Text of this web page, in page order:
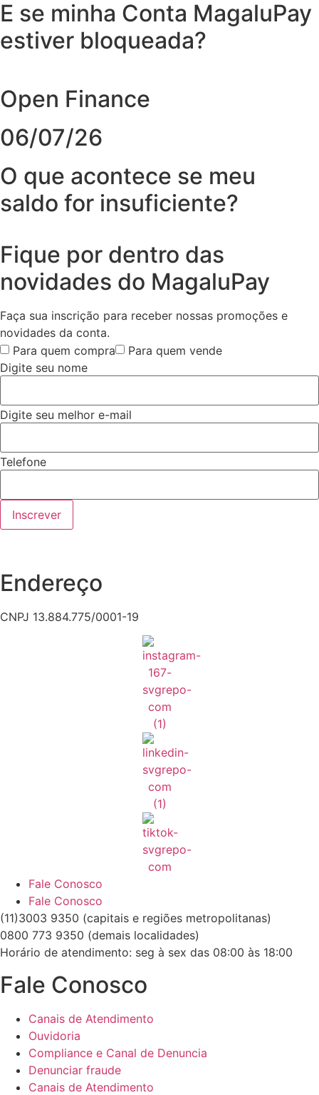
E se minha Conta MagaluPay
estiver bloqueada?
Open Finance
06/07/26
O que acontece se meu
saldo for insuficiente?
Fique por dentro das
novidades do MagaluPay
Faça sua inscrição para receber nossas promoções e
novidades da conta.
Para quem compra
Para quem vende
Digite seu nome
Digite seu melhor e-mail
Telefone
Inscrever
Endereço
CNPJ 13.884.775/0001-19
Fale Conosco
Fale Conosco
(11)3003 9350 (capitais e regiões metropolitanas)
0800 773 9350 (demais localidades)
Horário de atendimento: seg à sex das 08:00 às 18:00
Fale Conosco
Canais de Atendimento
Ouvidoria
Compliance e Canal de Denuncia
Denunciar fraude
Canais de Atendimento